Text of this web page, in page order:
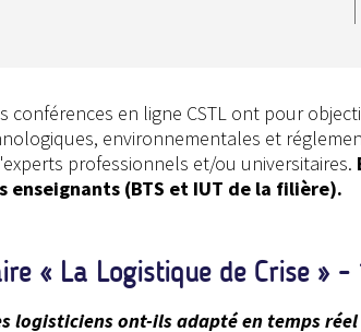
conférences en ligne CSTL ont pour
environnementales et
professionnels et/ou universitaires.
enseignants (BTS et IUT de la filière).
« La Logistique de Crise »
logisticiens ont-ils adapté en temps